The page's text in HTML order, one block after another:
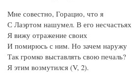
Мне совестно, Горацио, что я
С Лаэртом нашумел. В его несчастьях
Я вижу отражение своих
И помирюсь с ним. Но зачем наружу
Так громко выставлять свою печаль?
Я этим возмутился (V, 2).